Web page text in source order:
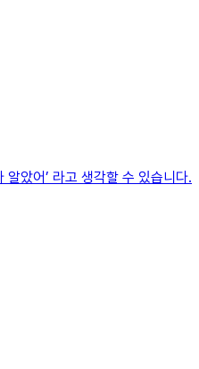
았어’ 라고 생각할 수 있습니다.